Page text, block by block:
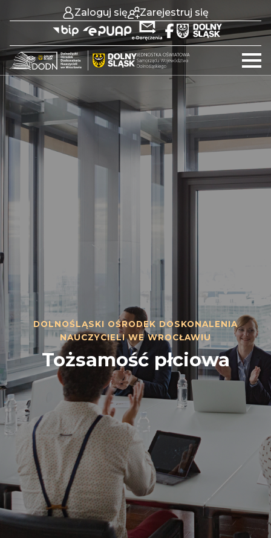
Zaloguj się Zarejestruj się
DOLNOŚLĄSKI OŚRODEK DOSKONALENIA
NAUCZYCIELI WE WROCŁAWIU
Tożsamość płciowa